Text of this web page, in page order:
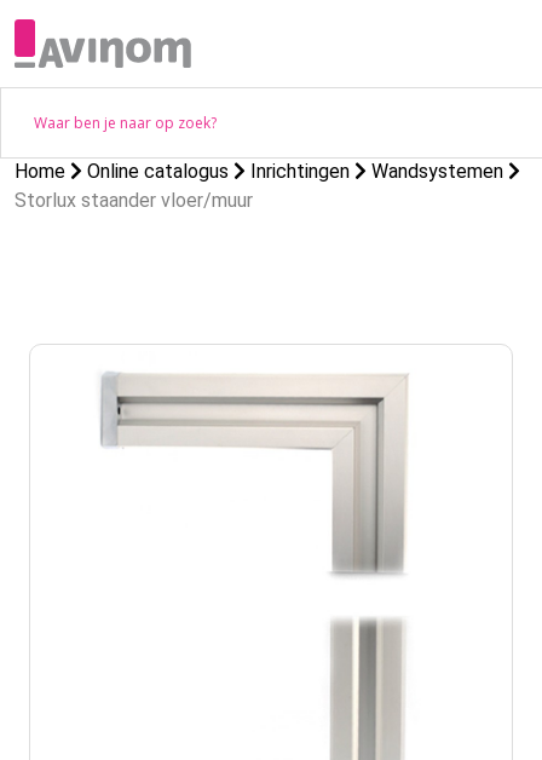
Home Online catalogus Inrichtingen
Wandsystemen
Storlux staander vloer/muur